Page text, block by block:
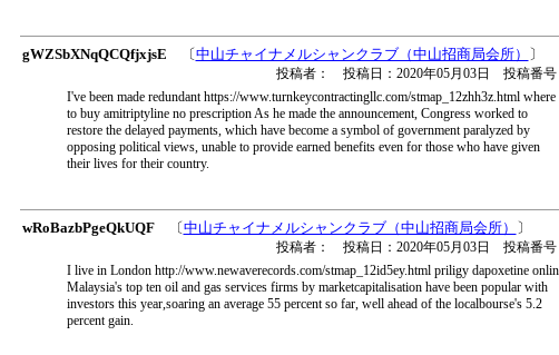
gWZSbXNqQCQfjxjsE 〔中山チャイナメルシャンクラブ（中山招商局会所） 〕
投稿者： 投稿日：2020年05月03日 投稿番号
I've been made redundant https://www.turnkeycontractingllc.com/stmap_12zhh3z.html where
to buy amitriptyline no prescription As he made the announcement, Congress worked to
restore the delayed payments, which have become a symbol of government paralyzed by
opposing political views, unable to provide earned benefits even for those who have given
their lives for their country.
wRoBazbPgeQkUQF〔中山チャイナメルシャンクラブ（中山招商局会所） 〕
投稿者： 投稿日：2020年05月03日 投稿番号
I live in London http://www.newaverecords.com/stmap_12id5ey.html priligy dapoxetine
Malaysia's top ten oil and gas services firms by marketcapitalisation have been popular with
investors this year,soaring an average 55 percent so far, well ahead of the localbourse's 5.2
percent gain.